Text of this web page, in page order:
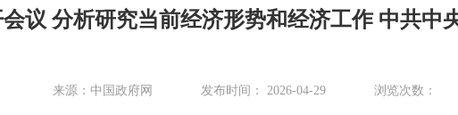
议 分析研究当前经济形势和经济工作 中共中
来源：中国政府网 发布时间： 2026-04-29 浏览次数：